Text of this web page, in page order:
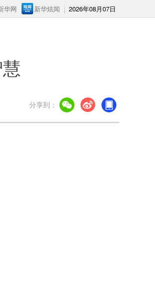
2026年08月07日
新华炫闻
华网
分享到：